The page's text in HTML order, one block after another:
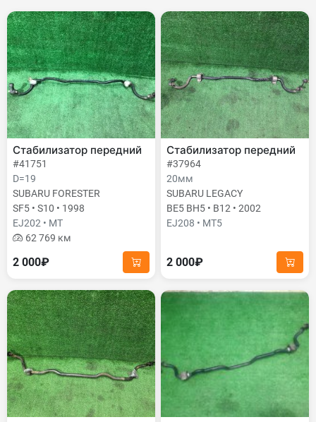
Стабилизатор передний
#41751
D=19
SUBARU FORESTER
SF5 • S10 • 1998
EJ202 • MT
62 769 км
2 000₽
Стабилизатор передний
#37964
20мм
SUBARU LEGACY
BE5 BH5 • B12 • 2002
EJ208 • MT5
2 000₽